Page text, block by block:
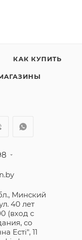
КАК КУПИТЬ
Минский
40 лет
(вход с
со
Естi", 11